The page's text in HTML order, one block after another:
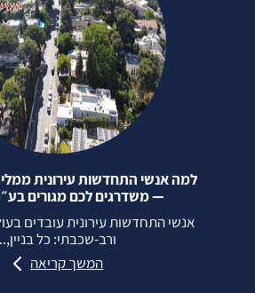
למה אנשי התחדשות עירונית
— משדרגים לכם מגורים בע״מ
אנשי התחדשות עירונית עובדים
ורב‑שכבתי: כל
המשך קריאה